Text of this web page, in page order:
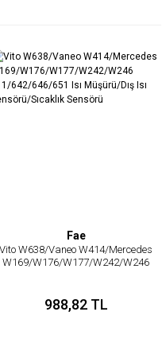
W414
Fae
Vito W638/Vaneo W414/Mercedes
W169/W176/W177/W242/W246
988,82 TL